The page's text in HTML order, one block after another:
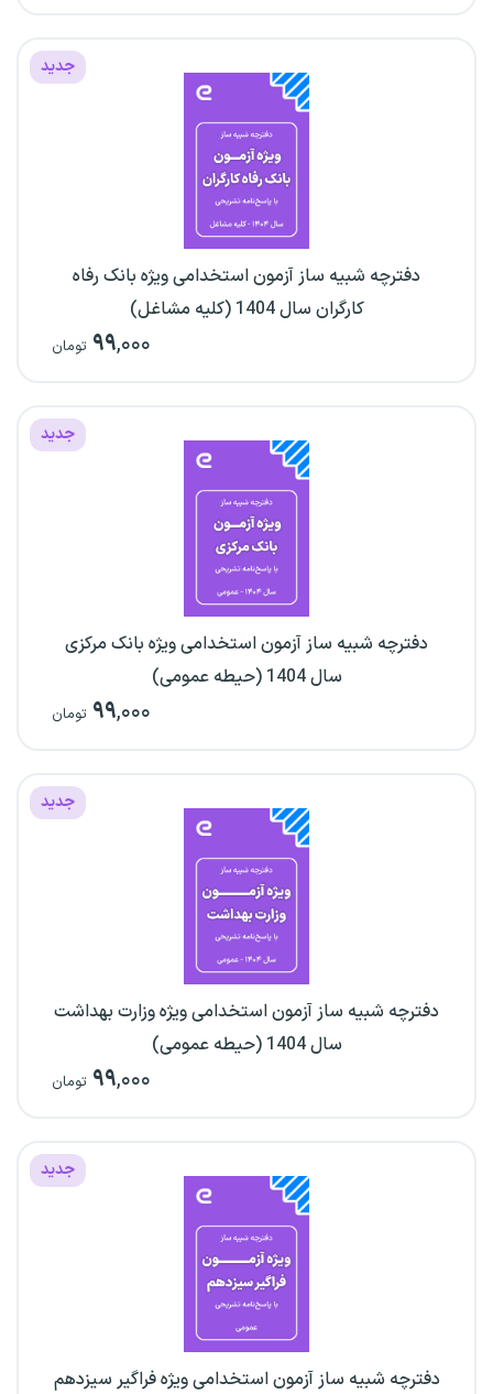
جدید
دفترچه شبیه ساز آزمون استخدامی ویژه بانک رفاه
کارگران سال 1404 (کلیه مشاغل)
۹۹,۰۰۰ تومان
جدید
دفترچه شبیه ساز آزمون استخدامی ویژه بانک مرکزی
سال 1404 (حیطه عمومی)
۹۹,۰۰۰ تومان
جدید
دفترچه شبیه ساز آزمون استخدامی ویژه وزارت بهداشت
سال 1404 (حیطه عمومی)
۹۹,۰۰۰ تومان
جدید
دفترچه شبیه ساز آزمون استخدامی ویژه فراگیر سیزدهم